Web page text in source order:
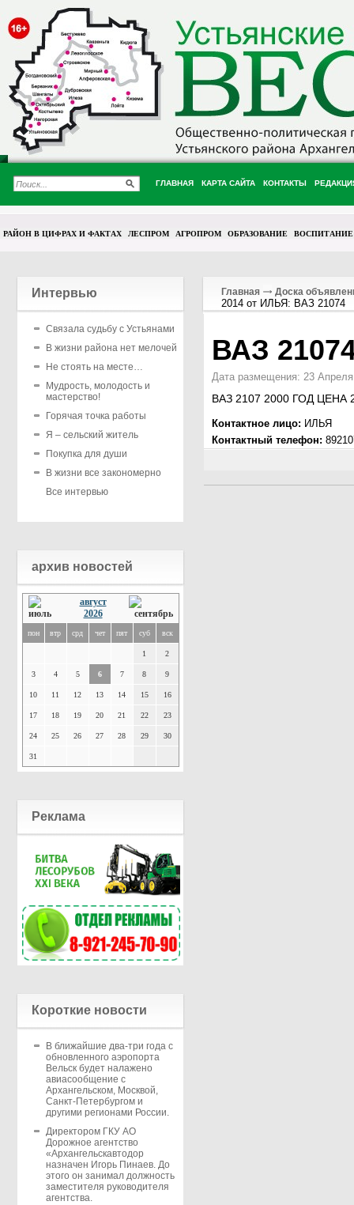
ГЛАВНАЯ КАРТА САЙТА КОНТАКТЫ
РАЙОН В ЦИФРАХ И ФАКТАХ ЛЕСПРОМ АГРОПРОМ ОБРАЗОВАНИЕ ВОСПИТАНИЕ
Интервью
Связала судьбу с Устьянами
В жизни района нет мелочей
Не стоять на месте…
Мудрость, молодость и
мастерство!
Горячая точка работы
Я – сельский житель
Покупка для души
В жизни все закономерно
Все интервью
архив новостей
август
2026
пон втр срд чет пят суб вск
1 2
3 4 5 6 7 8 9
10 11 12 13 14 15 16
17 18 19 20 21 22 23
24 25 26 27 28 29 30
31
Реклама
Короткие новости
В ближайшие два-три года с
обновленного аэропорта
Вельск будет налажено
авиасообщение с
Архангельском, Москвой,
Санкт-Петербургом и
другими регионами России.
Директором ГКУ АО
Дорожное агентство
«Архангельскавтодор
назначен Игорь Пинаев. До
этого он занимал должность
заместителя руководителя
агентства.
Главная Доска
2014 от ИЛЬЯ: ВАЗ 21074
ВАЗ
Дата размещения: 23
ВАЗ 2107 2000 ГОД ЦЕНА
Контактное лицо: ИЛЬЯ
Контактный телефон: